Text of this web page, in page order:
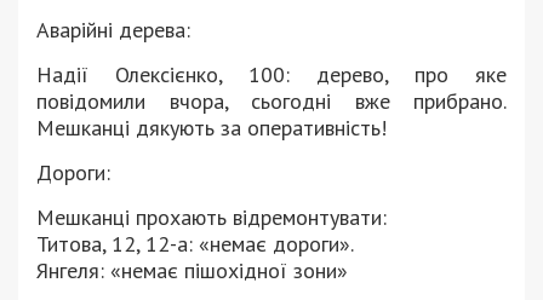
Аварійні дерева:
Надії Олексієнко, 100: дерево, про яке
повідомили вчора, сьогодні вже прибрано.
Мешканці дякують за оперативність!
Дороги:
Мешканці прохають відремонтувати:
Титова, 12, 12-а: «немає дороги».
Янгеля: «немає пішохідної зони»